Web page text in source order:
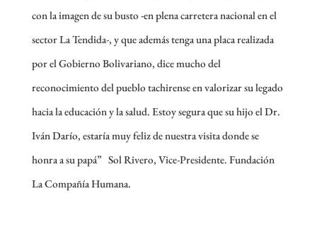
con la imagen de su busto -en plena carretera nacional en el
sector La Tendida-, y que además tenga una placa realizada
por el Gobierno Bolivariano, dice mucho del
reconocimiento del pueblo tachirense en valorizar su legado
hacia la educación y la salud. Estoy segura que su hijo el Dr.
Iván Darío, estaría muy feliz de nuestra visita donde se
honra a su papá” Sol Rivero, Vice-Presidente. Fundación
La Compañía Humana.